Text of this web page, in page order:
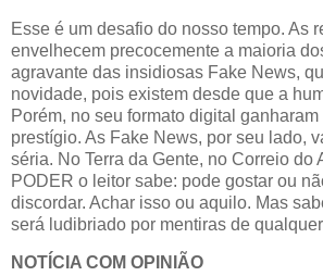
Esse é um desafio do nosso tempo. As
envelhecem precocemente a maioria
agravante das insidiosas Fake News,
novidade, pois existem desde que a
Porém, no seu formato digital
prestígio. As Fake News, por seu lado,
séria. No Terra da Gente, no Correio do
PODER o leitor sabe: pode gostar ou
discordar. Achar isso ou aquilo. Mas
será ludibriado por mentiras de
NOTÍCIA COM OPINIÃO